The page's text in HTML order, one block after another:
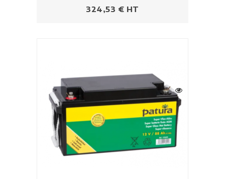
Prix
324,53 € HT